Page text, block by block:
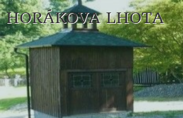
HORÁKOVA LHOTA